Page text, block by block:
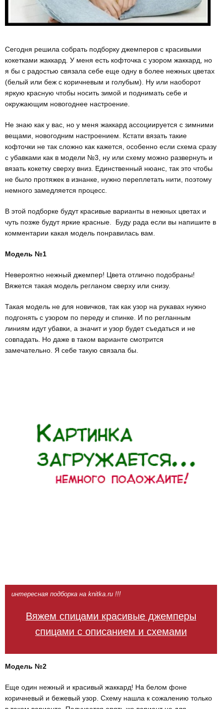
Сегодня решила собрать подборку джемперов с красивыми
кокетками жаккард. У меня есть кофточка с узором жаккард, но
я бы с радостью связала себе еще одну в более нежных цветах
(белый или беж с коричневым и голубым). Ну или наоборот
яркую красную чтобы носить зимой и поднимать себе и
окружающим новогоднее настроение.
Не знаю как у вас, но у меня жаккард ассоциируется с зимними
вещами, новогодним настроением. Кстати вязать такие
кофточки не так сложно как кажется, особенно если схема сразу
с убавками как в модели №3, ну или схему можно развернуть и
вязать кокетку сверху вниз. Единственный нюанс, так это чтобы
не было протяжек в изнанке, нужно переплетать нити, поэтому
немного замедляется процесс.
В этой подборке будут красивые варианты в нежных цветах и
чуть позже будут яркие красные. Буду рада если вы напишите в
комментарии какая модель понравилась вам.
Модель №1
Невероятно нежный джемпер! Цвета отлично подобраны!
Вяжется такая модель регланом сверху или снизу.
Такая модель не для новичков, так как узор на рукавах нужно
подгонять с узором по переду и спинке. И по регланным
линиям идут убавки, а значит и узор будет съедаться и не
совпадать. Но даже в таком варианте смотрится
замечательно. Я себе такую связала бы.
интересная подборка на knitka.ru !!!
Вяжем спицами красивые джемперы
спицами с описанием и схемами
Модель №2
Еще один нежный и красивый жаккард! На белом фоне
коричневый и бежевый узор. Схему нашла к сожалению только